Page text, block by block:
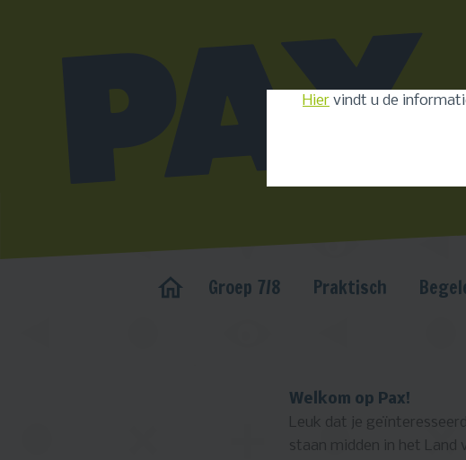
Hier vindt u de
Groep 7/8 Praktisch
Welkom op Pax!
Leuk dat je
staan midden in het Land